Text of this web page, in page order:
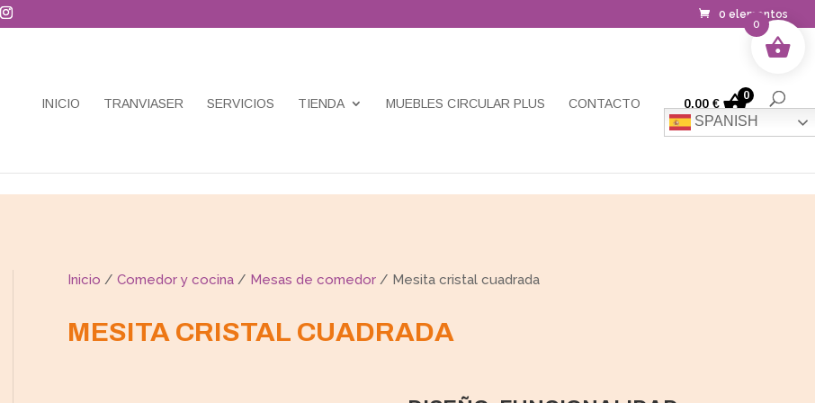
0 elementos
INICIO TRANVIASER SERVICIOS TIENDA MUEBLES CIRCULAR PLUS CONTACTO
SPANISH
0,00 €
0
Inicio / Comedor y cocina/ Mesas de comedor/ Mesita cristal cuadrada
MESITA CRISTAL CUADRADA
0